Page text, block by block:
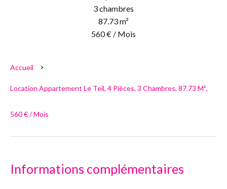
3 chambres
87.73 m²
560 € / Mois
Accueil
Location Appartement Le Teil, 4 Pièces, 3 Chambres, 87.73 M²,
560 € / Mois
Informations complémentaires